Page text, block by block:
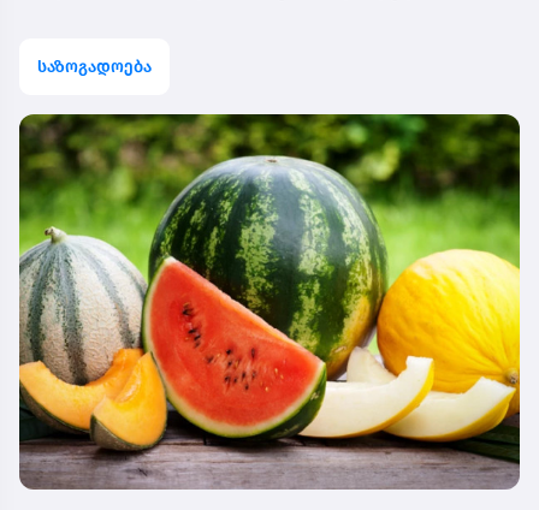
საზოგადოება